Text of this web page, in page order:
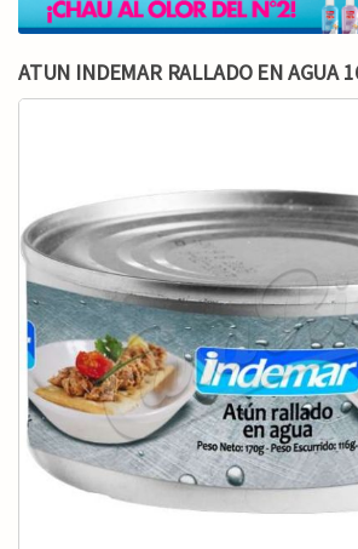
:
ATUN INDEMAR RALLADO EN AGUA